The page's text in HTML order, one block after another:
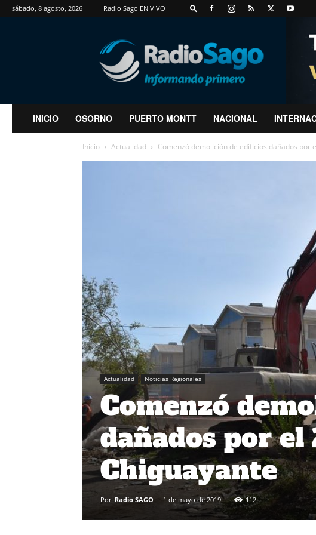
sábado, 8 agosto, 2026 Radio Sago EN VIVO
RadioSago
INICIO OSORNO PUERTO MONTT NACIONAL
Inicio Actualidad Comenzó demolición de edificios dañados por
Actualidad Noticias Regionales
Comenzó
dañados por el
Chiguayante
Por Radio SAGO - 1 de mayo de 2019 112